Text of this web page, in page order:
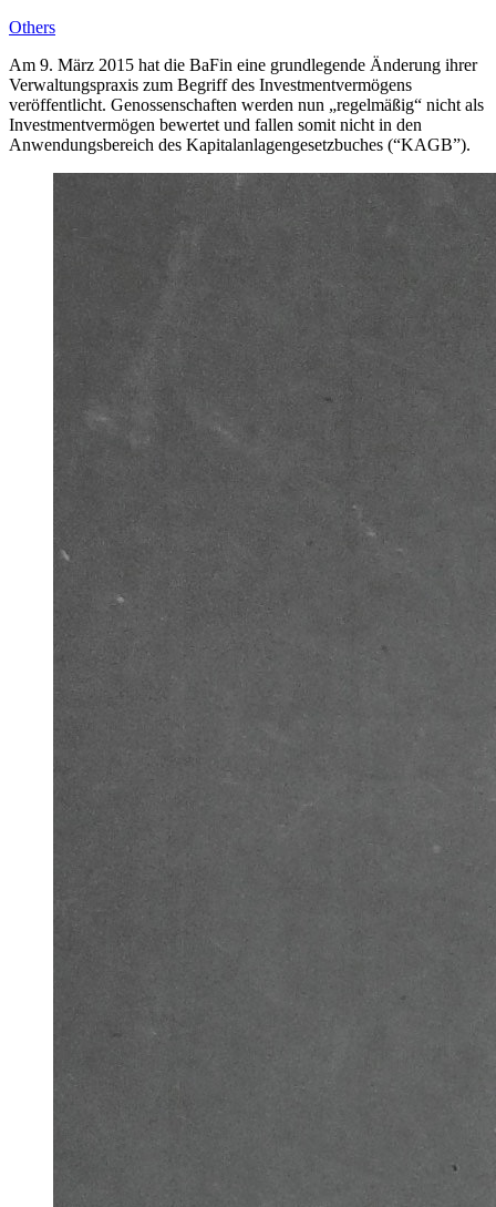
Others
Am 9. März 2015 hat die BaFin eine grundlegende Änderung ihrer
Verwaltungspraxis zum Begriff des Investmentvermögens
veröffentlicht. Genossenschaften werden nun „regelmäßig“ nicht als
Investmentvermögen bewertet und fallen somit nicht in den
Anwendungsbereich des Kapitalanlagengesetzbuches (“KAGB”).